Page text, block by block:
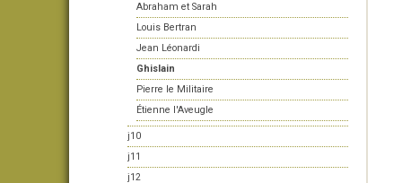
Abraham et Sarah
Louis Bertran
Jean Léonardi
Ghislain
Pierre le Militaire
Étienne l'Aveugle
j10
j11
j12